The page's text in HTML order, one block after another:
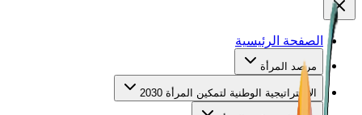
الصفحة الرئيسية
مرصد المرأة
الاستراتيجية الوطنية لتمكين المرأة 2030